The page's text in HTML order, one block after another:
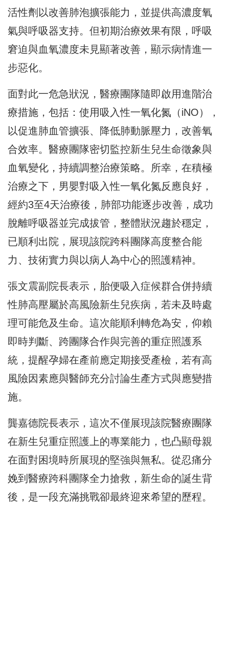
活性劑以改善肺泡擴張能力， 並提供高濃度氧
氣與呼吸器支持。但初期治療效果有限， 呼吸
窘迫與血氧濃度未見顯著改善，顯示病情進一
步惡化。
面對此一危急狀況，醫療團隊隨即啟用進階治
療措施， 包括：使用吸入性一氧化氮（iNO），
以促進肺血管擴張、 降低肺動脈壓力，改善氧
合效率。 醫療團隊密切監控新生兒生命徵象與
血氧變化，持續調整治療策略。 所幸，在積極
治療之下，男嬰對吸入性一氧化氮反應良好，
經約3至4天治療後，肺部功能逐步改善， 成功
脫離呼吸器並完成拔管，整體狀況趨於穩定，
已順利出院， 展現該院跨科團隊高度整合能
力、 技術實力與以病人為中心的照護精神。
張文震副院長表示， 胎便吸入症候群合併持續
性肺高壓屬於高風險新生兒疾病， 若未及時處
理可能危及生命。這次能順利轉危為安，仰賴
即時判斷、 跨團隊合作與完善的重症照護系
統， 提醒孕婦在產前應定期接受產檢， 若有高
風險因素應與醫師充分討論生產方式與應變措
施。
龔嘉德院長表示， 這次不僅展現該院醫療團隊
在新生兒重症照護上的專業能力， 也凸顯母親
在面對困境時所展現的堅強與無私。 從忍痛分
娩到醫療跨科團隊全力搶救，新生命的誕生背
後， 是一段充滿挑戰卻最終迎來希望的歷程。